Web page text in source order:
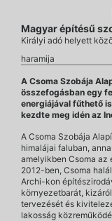
Magyar építésű
Királyi adó helyett
haramija
A Csoma Szobája
összefogásban egy
energiájával fűthető
kezdte meg idén az
A Csoma Szobája
himalájai faluban,
amelyikben Csoma az
2012-ben, Csoma
Archi-kon
környezetbarát,
tervezését és
lakosság